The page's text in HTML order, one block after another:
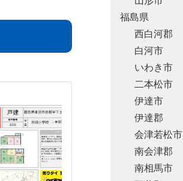
福島県
西白河郡
白河市
いわき市
二本松市
伊達市
伊達郡
会津若松市
南会津郡
南相馬市